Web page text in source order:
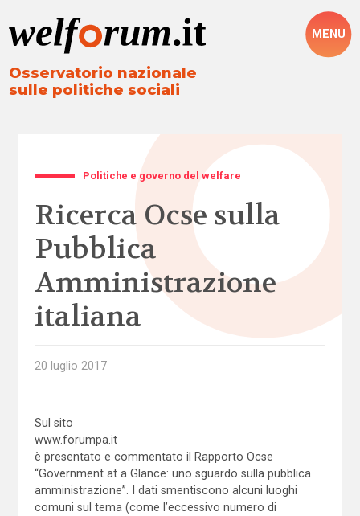
Osservatorio nazionale
sulle politiche sociali
MENU
Politiche e governo del welfare
Ricerca Ocse sulla
Pubblica
Amministrazione
italiana
20 luglio 2017
Sul sito
www.forumpa.it
è presentato e commentato il Rapporto Ocse
“Government at a Glance: uno sguardo sulla pubblica
amministrazione”. I dati smentiscono alcuni luoghi
comuni sul tema (come l’eccessivo numero di